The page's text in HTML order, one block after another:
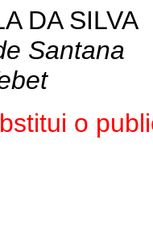
DA SILVA
Santana
o